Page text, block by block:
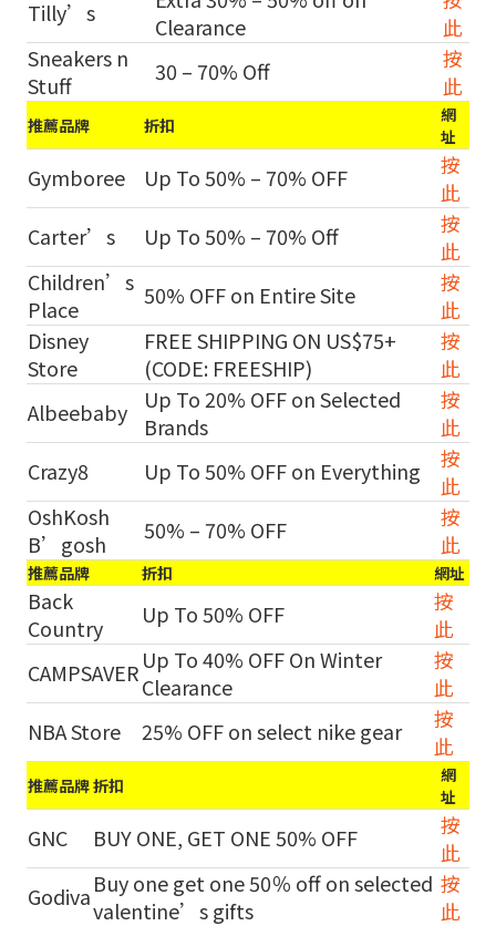
Tilly’s
Clearance
此
Sneakers n
Stuff
30 – 70% Off
按
此
推薦品牌 折扣
網
址
Gymboree Up To 50% – 70% OFF
按
此
Carter’s
Up To 50% – 70% Off
按
此
Children’s
Place
50% OFF on Entire Site
按
此
Disney
Store
FREE SHIPPING ON US$75+
(CODE: FREESHIP)
按
此
Albeebaby
Up To 20% OFF on Selected
Brands
按
此
Crazy8
Up To 50% OFF on Everything
按
此
OshKosh
B’gosh
50% – 70% OFF
按
此
推薦品牌 折扣 網址
Back
Country
Up To 50% OFF
按
此
CAMPSAVERUp To 40% OFF On Winter
Clearance
按
此
NBA Store
25% OFF on select nike gear
按
此
推薦品牌折扣
網
址
GNC BUY ONE, GET ONE 50% OFF
按
此
GodivaBuy one get one 50％ off on selected
valentine’s gifts
按
此